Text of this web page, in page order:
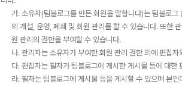
가. 소유자(팀블로그를 만든 회원을 말합니다)는 팀블로
의 개설, 운영, 폐쇄 및 회원 관리를 할 수 있습니다. 또한
원 관리의 권한을 부여할 수 있습니다.
나. 관리자는 소유자가 부여한 회원 관리 권한 외에 편집
다. 편집자는 필자가 팀블로그에 게시한 게시물 등에 대
라. 필자는 팀블로그에 게시물 등을 게시할 수 있으며 본